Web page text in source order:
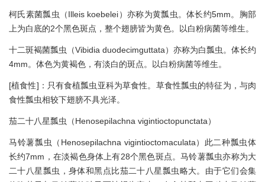
柯氏素菌瓢虫（Illeis koebelei）亦称为黄瓢虫。体长约5mm。胸部
上为白底的2个黑色斑点，整个翅膀皆为黄色。以白粉病菌等维生。
十二斑褐菌瓢虫（Vibidia duodecimguttata）亦称为白瓢虫。体长约
4mm。体色为黄褐色，有淡白的斑点。以白粉病菌等维生。
[植食性]：只有食植瓢虫亚科为草食性。草食性瓢虫的特征为，与肉
食性瓢虫相较下翅膀不具光泽。
茄二十八星瓢虫（Henosepilachna vigintioctopunctata）
马铃薯瓢虫（Henosepilachna vigintioctomaculata）此二种瓢虫体
长约7mm，在淡褐色身体上有28个黑色斑点。马铃薯瓢虫亦称为大
二十八星瓢虫，身体和黑点比茄二十八星瓢虫略大。由于它们会集